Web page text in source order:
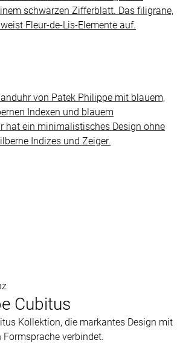
Cubitus
Kollektion, die markantes Design mit
verbindet.